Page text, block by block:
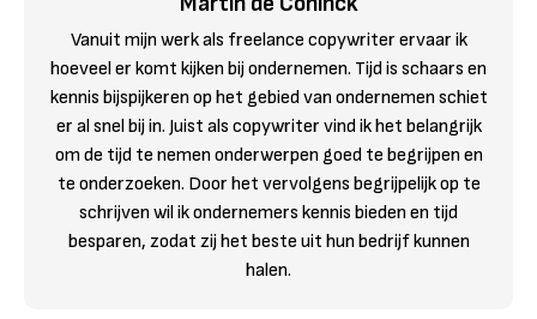
Vanuit mijn werk als freelance copywriter ervaar ik
hoeveel er komt kijken bij ondernemen. Tijd is schaars en
kennis bijspijkeren op het gebied van ondernemen schiet
er al snel bij in. Juist als copywriter vind ik het belangrijk
om de tijd te nemen onderwerpen goed te begrijpen en
te onderzoeken. Door het vervolgens begrijpelijk op te
schrijven wil ik ondernemers kennis bieden en tijd
besparen, zodat zij het beste uit hun bedrijf kunnen
halen.